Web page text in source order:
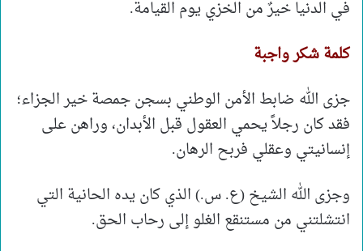
في الدنيا خيرٌ من الخزي يوم القيامة.
كلمة شكر واجبة
جزى الله ضابط الأمن الوطني بسجن جمصة خير الجزاء؛
فقد كان رجلاً يحمي العقول قبل الأبدان، وراهن على
إنسانيتي وعقلي فربح الرهان.
وجزى الله الشيخ (ع. س.) الذي كان يده الحانية التي
انتشلتني من مستنقع الغلو إلى رحاب الحق.